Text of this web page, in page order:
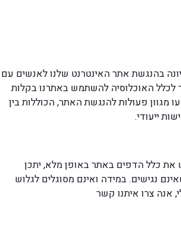
בהנגשת אתר האינטרנט שלנו לאנשים עם
לכלל האוכלוסיה להשתמש באתרנו בקלות
מגוון פעולות להנגשת האתר, הכוללות בין
ייעודי.
את כלל הדפים באתר באופן מלא, יתכן
נגישים. במידה ואינם מסוגלים לגלוש
אנה צרו איתנו קשר